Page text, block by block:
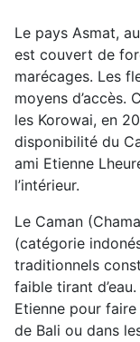
Le pays Asmat,
est couvert de
marécages. Les
moyens d’accès.
les Korowai, en
disponibilité du
ami Etienne
l’intérieur.
Le Caman
(catégorie
traditionnels
faible tirant
Etienne pour
de Bali ou dans